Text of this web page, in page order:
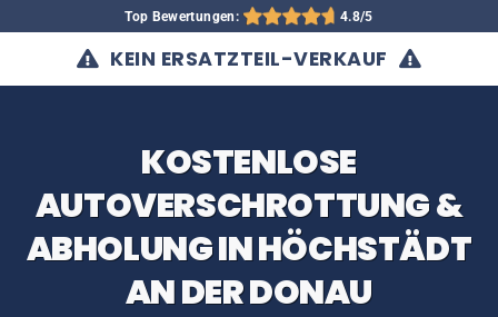
Top Bewertungen: 4.8/5
KEIN ERSATZTEIL-VERKAUF
KOSTENLOSE
AUTOVERSCHROTTUNG &
ABHOLUNG IN HÖCHSTÄDT
AN DER DONAU